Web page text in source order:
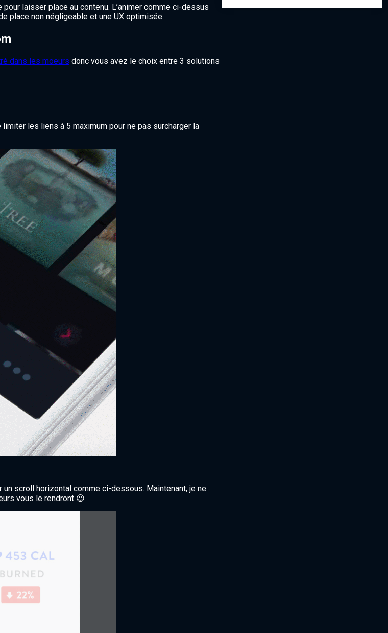
laisser place au contenu. L’animer comme ci-dessus
place non négligeable et une UX optimisée.
dans les moeurs donc vous avez le choix entre 3 solutions
les liens à 5 maximum pour ne pas surcharger la
scroll horizontal comme ci-dessous. Maintenant, je ne
vous le rendront 😉